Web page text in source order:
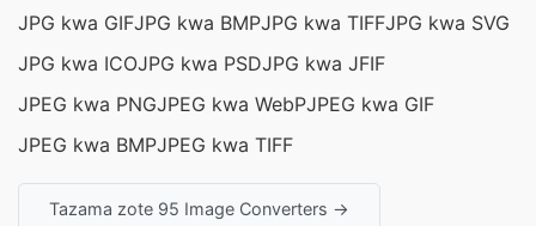
JPG kwa GIFJPG kwa BMPJPG kwa TIFFJPG kwa SVG
JPG kwa ICOJPG kwa PSDJPG kwa JFIF
JPEG kwa PNGJPEG kwa WebPJPEG kwa GIF
JPEG kwa BMPJPEG kwa TIFF
Tazama zote 95 Image Converters →